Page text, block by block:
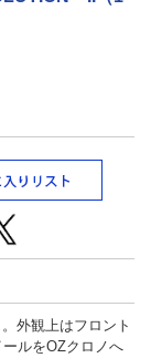
外観上はフロント
ルをOZクロノへ